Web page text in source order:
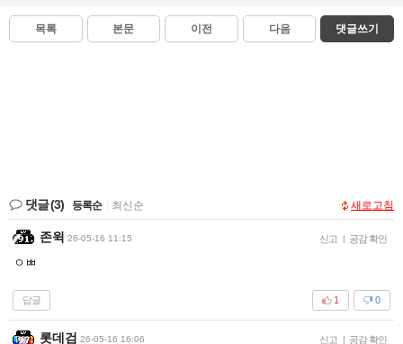
목록 본문 이전 다음 댓글쓰기
댓글(3) 등록순 최신순 새로고침
존윅 26-05-16 11:15 신고 | 공감 확인
ㅇㅃ
답글 0
1
롯데검 26-05-16 16:06 신고 | 공감 확인